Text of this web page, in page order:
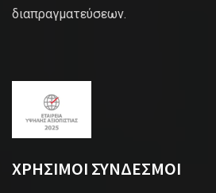
διαπραγματεύσεων.
ΧΡΗΣΙΜΟΙ ΣΥΝΔΕΣΜΟΙ